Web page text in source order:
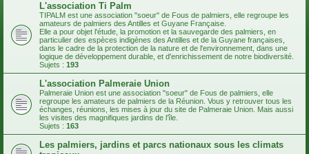
L'association Ti Palm
TIPALM est une association "soeur" de Fous de palmiers, elle regroupe les
amateurs de palmiers des Antilles et Guyane Française.
Elle a pour objet l'étude, la promotion et la sauvegarde des palmiers, en
particulier des espèces indigènes des Antilles et de la Guyane françaises,
dans le cadre de la protection de la nature et de l'environnement, dans une
logique de développement durable, et d'enrichissement de notre biodiversité.
Sujets : 193
L'association Palmeraie Union
Palmeraie Union est une association "soeur" de Fous de palmiers, elle
regroupe les amateurs de palmiers de la Réunion. Vous y retrouver tous les
échanges, réunions, les mises à jour du site de Palmeraie Union. Mais aussi
les visites des magnifiques jardins de l’île.
Sujets : 163
Les palmiers, jardins et parcs nationaux sous les climats